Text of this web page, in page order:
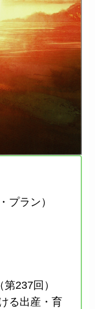
プラン）
237回）
る出産・育